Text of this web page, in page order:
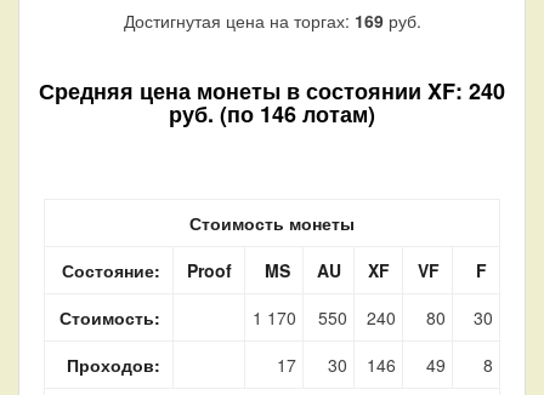
Достигнутая цена на торгах: 169руб.
Средняя цена монеты в состоянии XF: 240
руб. (по 146 лотам)
Стоимость монеты
Состояние:
Proof MS AU XF VF
F
Стоимость:
1 170 550 240 80
30
Проходов:
17 30 146 49 8